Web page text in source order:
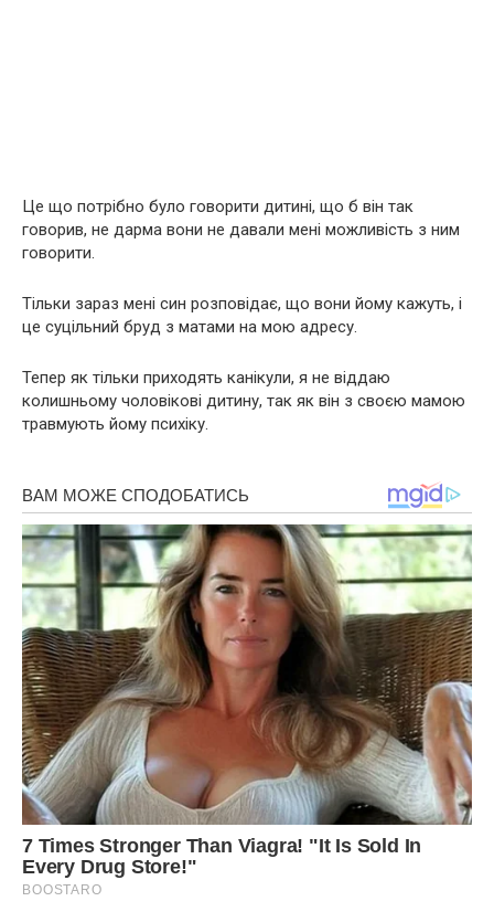
Це що потрібно було говорити дитині, що б він так
говорив, не дарма вони не давали мені можливість з ним
говорити.
Тільки зараз мені син розповідає, що вони йому кажуть, і
це суцільний бруд з матами на мою адресу.
Тепер як тільки приходять канікули, я не віддаю
колишньому чоловікові дитину, так як він з своєю мамою
травмують йому психіку.